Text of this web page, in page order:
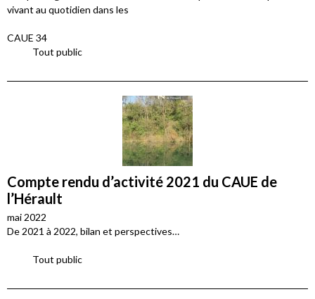
vivant au quotidien dans les
CAUE 34
Tout public
Compte rendu d’activité 2021 du CAUE de
l’Hérault
mai 2022
De 2021 à 2022, bilan et perspectives…
Tout public